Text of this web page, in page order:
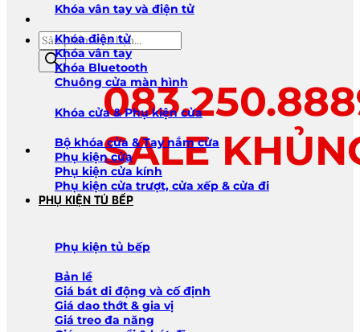
Tìm
kiếm
sản
phẩm
SALE
Khóa vân tay và điện tử
Khóa điện tử
Khóa vân tay
Khóa Bluetooth
Chuông cửa màn hình
Khóa cửa & Phụ kiện cửa
Bộ khóa cửa & Tay nắm cửa
Phụ kiện cửa
Phụ kiện cửa kính
Phụ kiện cửa trượt, cửa xếp & cửa đi
PHỤ KIỆN TỦ BẾP
Phụ kiện tủ bếp
Bản lề
Giá bát di động và cố định
Giá dao thớt & gia vị
Giá treo đa năng